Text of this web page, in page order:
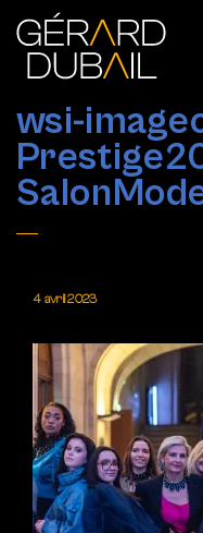
wsi-
4 avril 2023